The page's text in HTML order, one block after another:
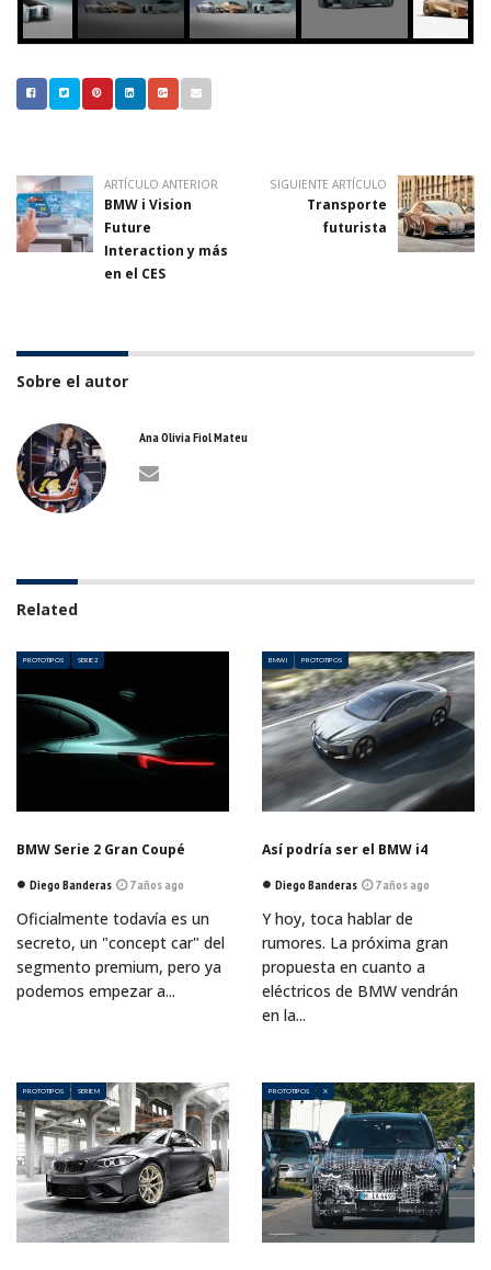
ARTÍCULO ANTERIOR
BMW i Vision
Future
Interaction y más
en el CES
SIGUIENTE ARTÍCULO
Transporte
futurista
Sobre el autor
Ana Olivia Fiol Mateu
Related
PROTOTIPOS SERIE 2
BMW Serie 2 Gran Coupé
Diego Banderas 7 años ago
Oficialmente todavía es un
secreto, un "concept car" del
segmento premium, pero ya
podemos empezar a...
BMW I PROTOTIPOS
Así podría ser el BMW i4
Diego Banderas 7 años ago
Y hoy, toca hablar de
rumores. La próxima gran
propuesta en cuanto a
eléctricos de BMW vendrán
en la...
PROTOTIPOS SERIE M PROTOTIPOS X